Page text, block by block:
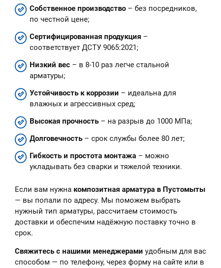
Собственное производство – без посредников,
по честной цене;
Сертифицированная продукция –
соответствует ДСТУ 9065:2021;
Низкий вес – в 8-10 раз легче стальной
арматуры;
Устойчивость к коррозии – идеальна для
влажных и агрессивных сред;
Высокая прочность – на разрыв до 1000 МПа;
Долговечность – срок службы более 80 лет;
Гибкость и простота монтажа – можно
укладывать без сварки и тяжелой техники.
Если вам нужна композитная арматура в Пустомыты
— вы попали по адресу. Мы поможем выбрать
нужный тип арматуры, рассчитаем стоимость
доставки и обеспечим надёжную поставку точно в
срок.
Свяжитесь с нашими менеджерами удобным для вас
способом — по телефону, через форму на сайте или в